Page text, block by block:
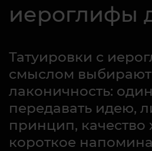
иероглифы
Татуировки с
смыслом выбирают
лаконичность:
передавать идею,
принцип, качество
короткое